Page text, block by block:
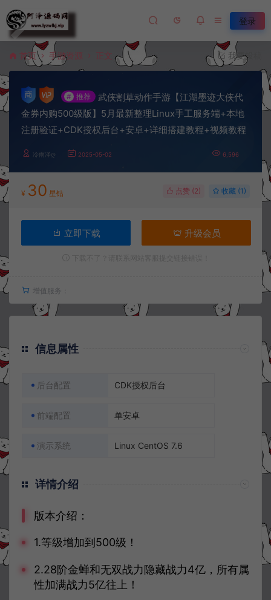
登录
首页 手游资源 正文 我要投稿
# 推荐
武侠割草动作手游【江湖墨迹大侠代
金券内购500级版】5月最新整理Linux手工服务端+本地
注册验证+CDK授权后台+安卓+详细搭建教程+视频教程
冷雨泽ღ 2025-05-02 6,596
¥ 30 星钻 点赞 (2) 收藏 (1)
立即下载 升级会员
增值服务：
信息属性
后台配置 CDK授权后台
前端配置 单安卓
演示系统 Linux CentOS 7.6
详情介绍
版本介绍：
1.等级增加到500级！
2.28阶金蝉和无双战力隐藏战力4亿，所有属
性加满战力5亿往上！